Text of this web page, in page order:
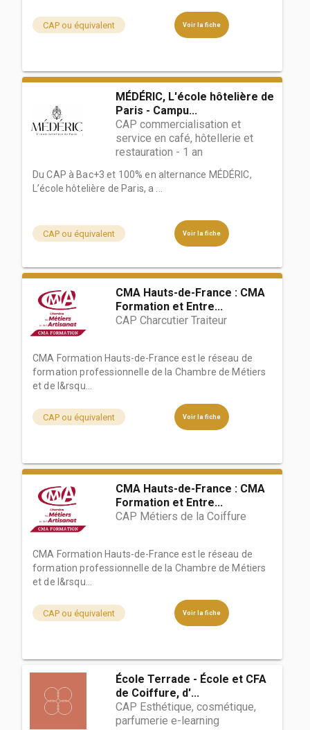
CAP ou équivalent Voir la fiche
MÉDÉRIC, L'école hôtelière de
Paris - Campu...
CAP commercialisation et
service en café, hôtellerie et
restauration - 1 an
Du CAP à Bac+3 et 100% en alternance MÉDÉRIC,
L’école hôtelière de Paris, a ...
CAP ou équivalent Voir la fiche
CMA Hauts-de-France : CMA
Formation et Entre...
CAP Charcutier Traiteur
CMA Formation Hauts-de-France est le réseau de
formation professionnelle de la Chambre de Métiers
et de l&rsqu...
CAP ou équivalent Voir la fiche
CMA Hauts-de-France : CMA
Formation et Entre...
CAP Métiers de la Coiffure
CMA Formation Hauts-de-France est le réseau de
formation professionnelle de la Chambre de Métiers
et de l&rsqu...
CAP ou équivalent Voir la fiche
École Terrade - École et CFA
de Coiffure, d'...
CAP Esthétique, cosmétique,
parfumerie e-learning